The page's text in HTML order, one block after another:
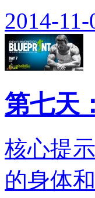
2014-11-
第七天
核心提
的身体